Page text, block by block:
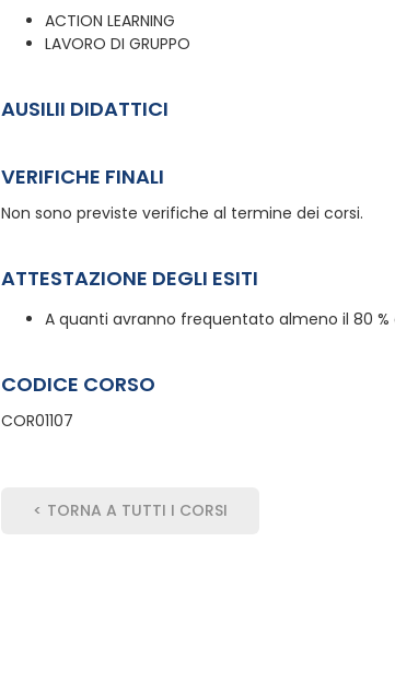
ACTION LEARNING
LAVORO DI GRUPPO
AUSILII DIDATTICI
VERIFICHE FINALI
Non sono previste verifiche al termine dei corsi.
ATTESTAZIONE DEGLI ESITI
A quanti avranno frequentato almeno il 80
CODICE CORSO
COR01107
< TORNA A TUTTI I CORSI